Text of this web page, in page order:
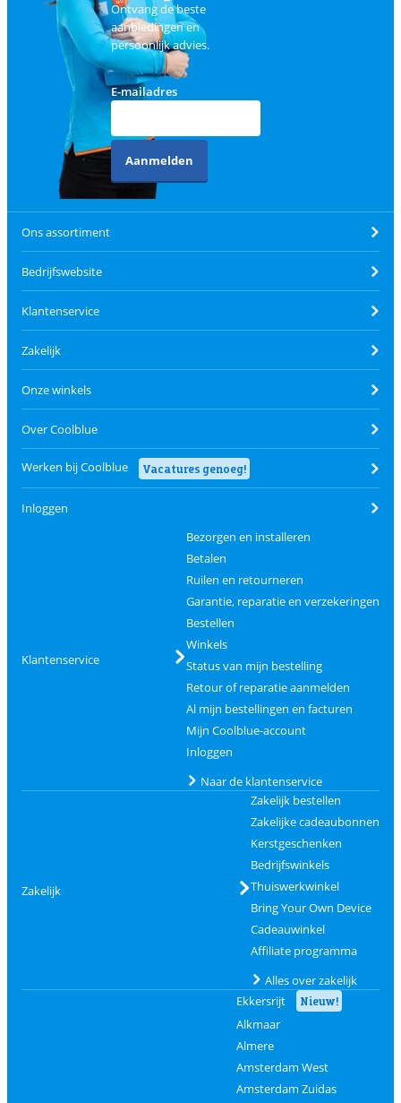
Ontvang de beste
aanbiedingen en
persoonlijk advies.
E-mailadres
Aanmelden
Ons assortiment
Bedrijfswebsite
Klantenservice
Zakelijk
Onze winkels
Over Coolblue
Werken bij Coolblue Vacatures genoeg!
Inloggen
Klantenservice
Bezorgen en installeren
Betalen
Ruilen en retourneren
Garantie, reparatie en verzekeringen
Bestellen
Winkels
Status van mijn bestelling
Retour of reparatie aanmelden
Al mijn bestellingen en facturen
Mijn Coolblue-account
Inloggen
Naar de klantenservice
Zakelijk
Zakelijk bestellen
Zakelijke cadeaubonnen
Kerstgeschenken
Bedrijfswinkels
Thuiswerkwinkel
Bring Your Own Device
Cadeauwinkel
Affiliate programma
Alles over zakelijk
Ekkersrijt
Nieuw!
Alkmaar
Almere
Amsterdam West
Amsterdam Zuidas